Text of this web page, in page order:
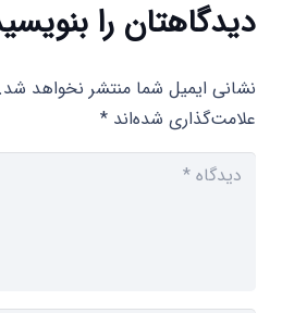
دیدگاهتان را
نشانی ایمیل شما منتشر نخواهد شد.
علامت‌گذاری شده‌اند *